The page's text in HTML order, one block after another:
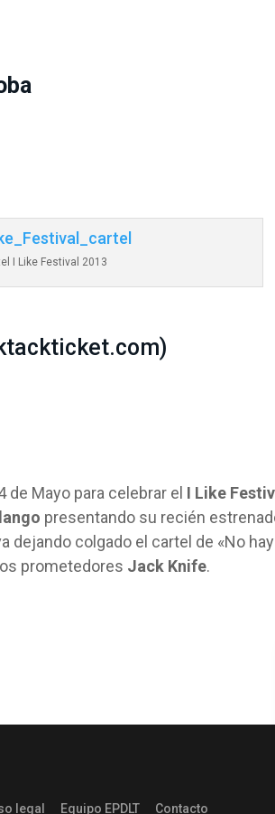
I Like Festival 2013
)
Mayo para celebrar el I Like
presentando su recién
dejando colgado el cartel de «No
prometedores Jack Knife.
legal Equipo EPDLT Contacto